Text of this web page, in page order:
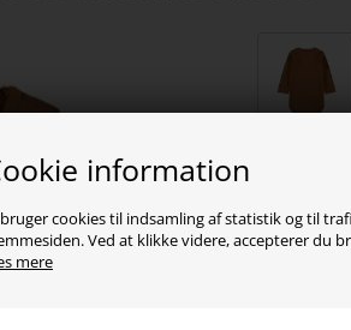
information
cookies til indsamling af statistik og til
Ved at klikke videre, accepterer du
mere